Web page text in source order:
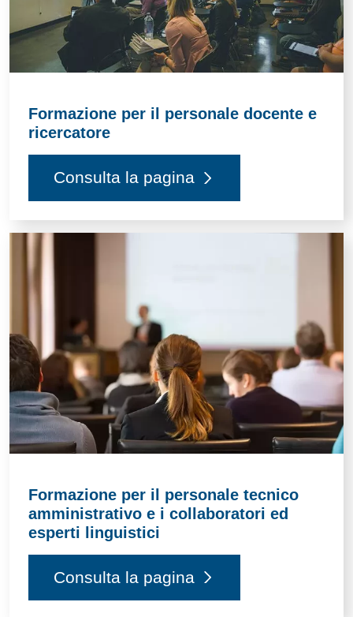
Formazione per il personale docente e
ricercatore
Consulta la pagina
Formazione per il personale tecnico
amministrativo e i collaboratori ed
esperti linguistici
Consulta la pagina